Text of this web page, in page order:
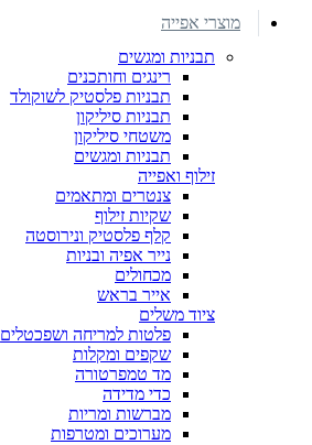
מוצרי אפייה
תבניות ומגשים
רינגים וחותכנים
תבניות פלסטיק לשוקולד
תבניות סיליקון
משטחי סיליקון
תבניות ומגשים
זילוף ואפייה
צנטרים ומתאמים
שקיות זילוף
קלף פלסטיק ונירוסטה
נייר אפיה ובניות
מכחולים
אייר בראש
ציוד משלים
פלטות למריחה ושפכטלים
שקפים ומקלות
מד טמפרטורה
כדי מדידה
מברשות ומריות
מערוכים ומטרפות